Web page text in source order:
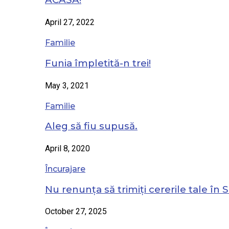
April 27, 2022
Familie
Funia împletită-n trei!
May 3, 2021
Familie
Aleg să fiu supusă.
April 8, 2020
Încurajare
Nu renunța să trimiți cererile tale în
October 27, 2025